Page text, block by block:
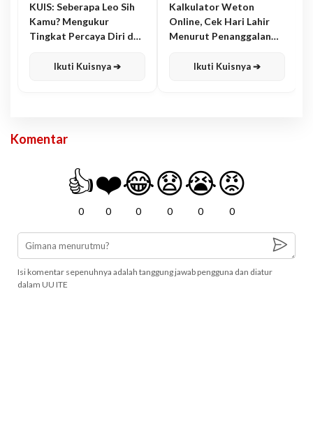
KUIS: Seberapa Leo Sih
Kamu? Mengukur
Tingkat Percaya Diri dan
Ikuti Kuisnya ➔
Kalkulator Weton
Online, Cek Hari Lahir
Menurut Penanggalan
Ikuti Kuisnya ➔
Komentar
👍
0
❤️
0
😂
0
😧
0
😭
0
😡
0
Isi komentar sepenuhnya adalah tanggung jawab pengguna dan diatur
dalam UU ITE